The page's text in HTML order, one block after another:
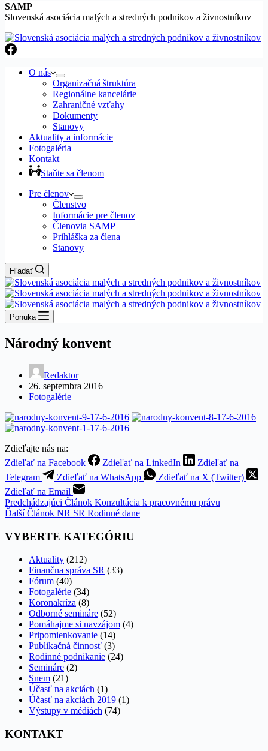
SAMP
Slovenská asociácia malých a stredných podnikov a živnostníkov
O nás
Organizačná štruktúra
Regionálne kancelárie
Zahraničné vzťahy
Dokumenty
Stanovy
Aktuality a informácie
Fotogaléria
Kontakt
Staňte sa členom
Pre členov
Členstvo
Informácie pre členov
Členovia SAMP
Prihláška za člena
Stanovy
Hľadať
Ponuka
Národný konvent
Redaktor
26. septembra 2016
Fotogalérie
Zdieľajte nás na:
Zdieľať na Facebook
Zdieľať na LinkedIn
Zdieľať na
Telegram
Zdieľať na WhatsApp
Zdieľať na X (Twitter)
Zdieľať na Email
Predchádzajúci Článok Konzultácia k pracovnému právu
ĎalšíČlánok NR SR Rodinné dane
VYBERTE KATEGÓRIU
Aktuality (212)
Finančna správa SR (33)
Fórum (40)
Fotogalérie (34)
Koronakríza (8)
Odborné semináre (52)
Pomáhajme si navzájom (4)
Pripomienkovanie (14)
Publikačná činnosť (3)
Rodinné podnikanie (24)
Semináre (2)
Snem (21)
Účasť na akciách (1)
Účasť na akciách 2019 (1)
Výstupy v médiách (74)
KONTAKT